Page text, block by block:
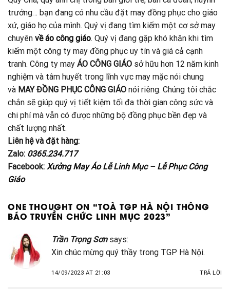
trưởng… bạn đang có nhu cầu đặt may đồng phục cho giáo
xứ, giáo họ của mình. Quý vị đang tìm kiếm một cơ sở may
chuyên về áo công giáo. Quý vị đang gặp khó khăn khi tìm
kiếm một công ty may đồng phục uy tín và giá cả cạnh
tranh. Công ty may ÁO CÔNG GIÁO sở hữu hơn 12 năm kinh
nghiệm và tâm huyết trong lĩnh vực may mặc nói chung
và MAY ĐỒNG PHỤC CÔNG GIÁO nói riêng. Chúng tôi chắc
chắn sẽ giúp quý vị tiết kiệm tối đa thời gian công sức và
chi phí mà vẫn có được những bộ đồng phục bền đẹp và
chất lượng nhất.
Liên hệ và đặt hàng:
Zalo: 0365.234.717
Facebook: Xưởng May Áo Lễ Linh Mục – Lễ Phục Công
Giáo
ONE THOUGHT ON “TOÀ TGP HÀ NỘI THÔNG
BÁO TRUYỀN CHỨC LINH MỤC 2023”
Trần Trọng Sơn says:
Xin chúc mừng quý thầy trong TGP Hà Nội.
14/09/2023 AT 21:03 TRẢ LỜI